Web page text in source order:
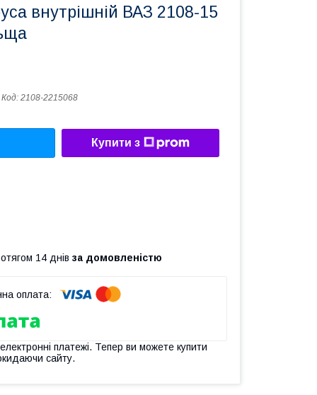
внутрішній ВАЗ 2108-15
Код: 2108-2215068
Купити з
14 днів за домовленістю
платежі. Тепер ви можете купити
сайту.